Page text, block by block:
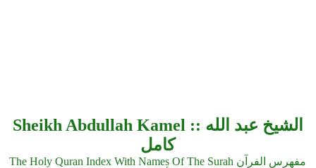
Sheikh Abdullah Kamel :: الشيخ عبد الله
كامل
The Holy Quran Index With Names Of The Surah مفهرس الفرآن